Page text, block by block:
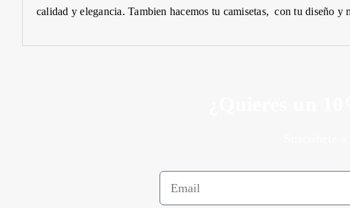
calidad y elegancia. Tambien hacemos tu camisetas, con tu diseño y